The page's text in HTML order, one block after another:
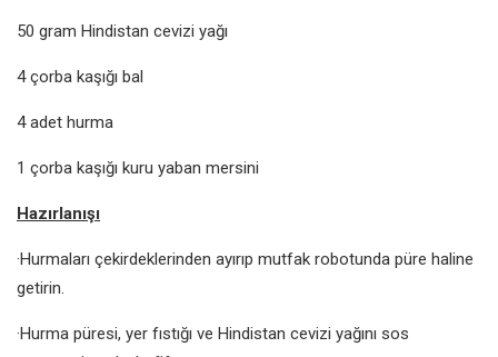
50 gram Hindistan cevizi yağı
4 çorba kaşığı bal
4 adet hurma
1 çorba kaşığı kuru yaban mersini
Hazırlanışı
·Hurmaları çekirdeklerinden ayırıp mutfak robotunda püre haline
getirin.
·Hurma püresi, yer fıstığı ve Hindistan cevizi yağını sos